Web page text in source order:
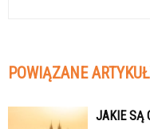
POWIĄZANE
JAKIE SĄ